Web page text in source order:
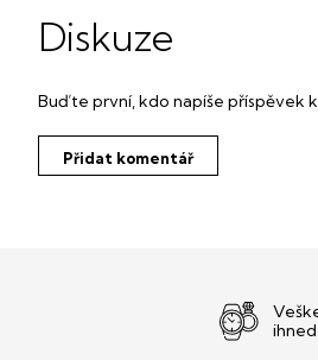
Diskuze
Buďte první, kdo napíše příspěvek
Přidat komentář